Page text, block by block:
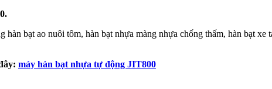
bạt ao nuôi tôm, hàn bạt nhựa màng nhựa chống thấm, hàn bạt
máy hàn bạt nhựa tự động JIT800